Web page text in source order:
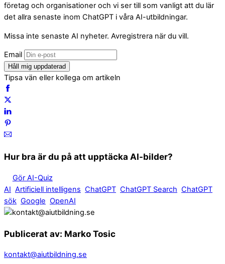
företag och organisationer och vi ser till som vanligt att du lär
det allra senaste inom ChatGPT i våra AI-utbildningar.
Missa inte senaste AI nyheter. Avregistrera när du vill.
Email
Håll mig uppdaterad
Tipsa vän eller kollega om artikeln
Hur bra är du på att upptäcka AI-bilder?
Gör AI-Quiz
AI Artificiell intelligens ChatGPT ChatGPT Search ChatGPT
sök Google OpenAI
Publicerat av: Marko Tosic
kontakt@aiutbildning.se